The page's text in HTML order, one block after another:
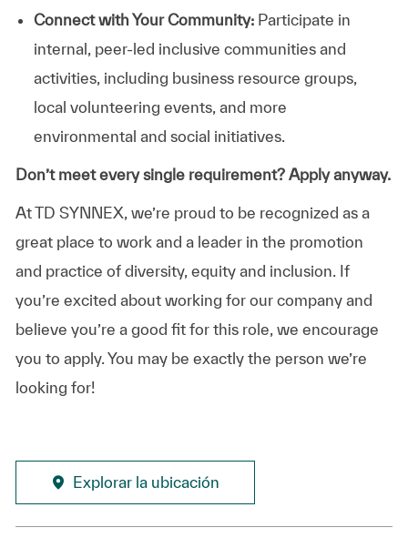
Connect with Your Community:Participate in
internal, peer-led inclusive communities and
activities, including business resource groups,
local volunteering events, and more
environmental and social initiatives.
Don’t meet every single requirement? Apply anyway.
At TD SYNNEX, we’re proud to be recognized as a
great place to work and a leader in the promotion
and practice of diversity, equity and inclusion. If
you’re excited about working for our company and
believe you’re a good fit for this role, we encourage
you to apply. You may be exactly the person we’re
looking for!
Explorar la ubicación